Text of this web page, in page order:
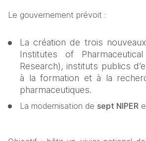
Le gouvernement prévoit :
La création de trois nouveaux
Institutes of
Research), instituts publics
à la formation et à la
pharmaceutiques.
La modernisation de sept NIPER